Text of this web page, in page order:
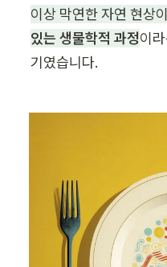
이상 막연한 자연 현상
있는 생물학적 과정이
기였습니다.